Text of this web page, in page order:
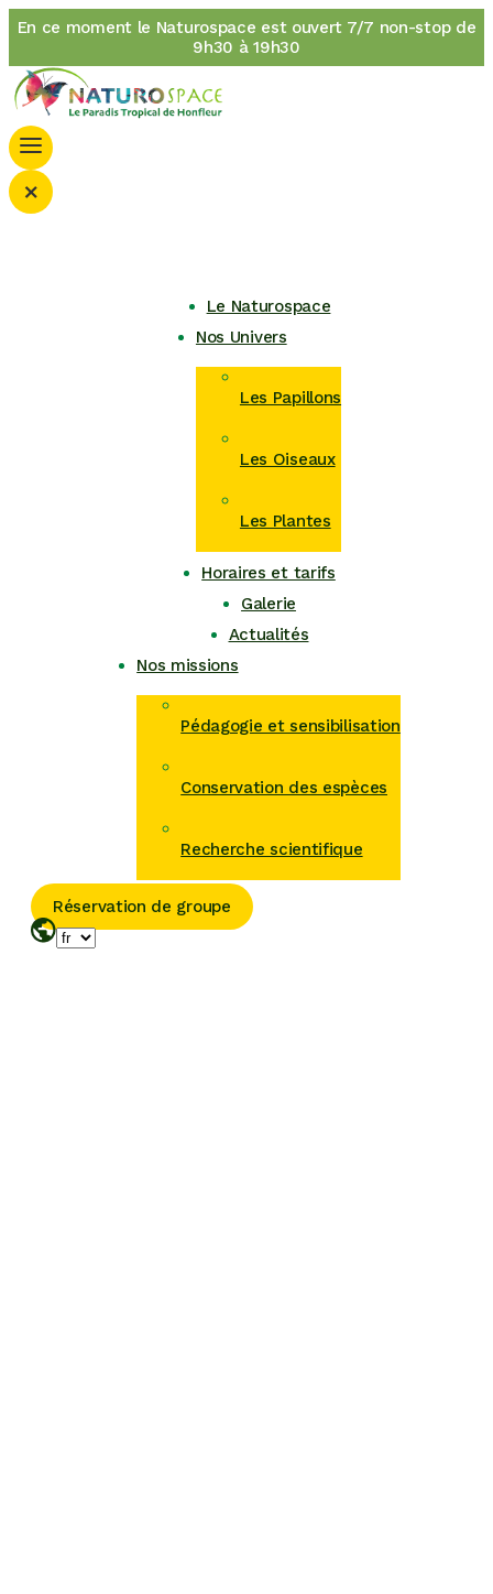
En ce moment le Naturospace est ouvert 7/7 non-stop de
9h30 à 19h30
×
Le Naturospace
Nos Univers
Les Papillons
Les Oiseaux
Les Plantes
Horaires et tarifs
Galerie
Actualités
Nos missions
Pédagogie et sensibilisation
Conservation des espèces
Recherche scientifique
Réservation de groupe